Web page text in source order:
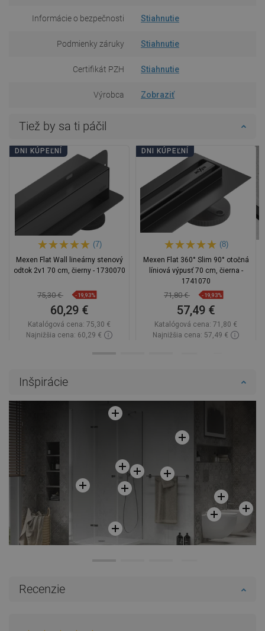
Informácie o bezpečnosti Stiahnutie
Podmienky záruky Stiahnutie
Certifikát PZH Stiahnutie
Výrobca Zobraziť
Tiež by sa ti páčil
DNI KÚPEĽNÍ
(7)
Mexen Flat Wall lineárny stenový
odtok 2v1 70 cm, čierny - 1730070
75,30 € -19,93%
60,29 €
Katalógová cena: 75,30 €
Najnižšia cena: 60,29 €
DNI KÚPEĽNÍ
(8)
Mexen Flat 360° Slim 90° otočná
líniová výpusť 70 cm, čierna -
1741070
71,80 € -19,93%
57,49 €
Katalógová cena: 71,80 €
Najnižšia cena: 57,49 €
Inšpirácie
Recenzie